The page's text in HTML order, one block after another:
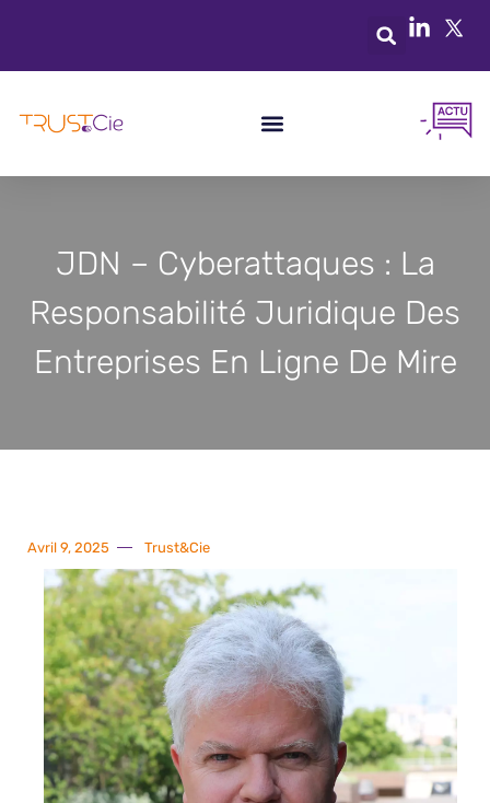
JDN – Cyberattaques : La
Responsabilité Juridique Des
Entreprises En Ligne De Mire
Avril 9, 2025 Trust&Cie